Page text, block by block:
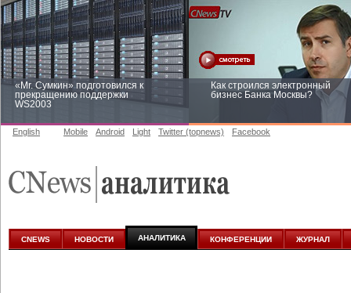
«Mr. Сумкин» подготовился к
прекращению поддержки
WS2003
Как строился электронный
бизнес Банка Москвы?
аналитике
English Mobile Android Light Twitter (topnews) Facebook
CNEWS НОВОСТИ АНАЛИТИКА КОНФЕРЕНЦИИ ЖУРНАЛ